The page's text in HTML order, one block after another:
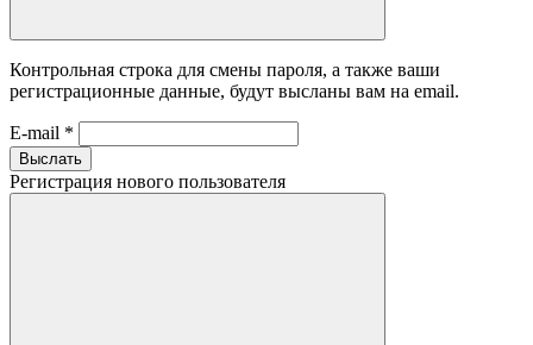
Контрольная строка для смены пароля, а также ваши
регистрационные данные, будут высланы вам на email.
E-mail *
Выслать
Регистрация нового пользователя